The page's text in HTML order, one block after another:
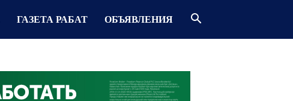
ГАЗЕТА РАБАТ ОБЪЯВЛЕНИЯ